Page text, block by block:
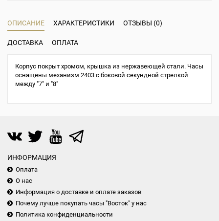
ОПИСАНИЕ ХАРАКТЕРИСТИКИ ОТЗЫВЫ (0)
ДОСТАВКА ОПЛАТА
Корпус покрыт хромом, крышка из нержавеющей стали. Часы
оснащены механизм 2403 с боковой секундной стрелкой
между "7" и "8"
ИНФОРМАЦИЯ
Оплата
О нас
Информация о доставке и оплате заказов
Почему лучше покупать часы "Восток" у нас
Политика конфиденциальности